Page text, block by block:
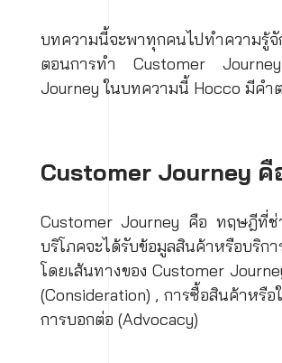
บทความนี้จะพาทุกคนไปทำความรู้
ตอนการทำ Customer
Journey ในบทความนี้ Hocco มีคำ
Customer Journey คื
Customer Journey คือ ทฤษฎีที่ช่ว
บริโภคจะได้รับข้อมูลสินค้าหรือบริ
โดยเส้นทางของ Customer
(Consideration) , การซื้อสินค้าหรื
การบอกต่อ (Advocacy)